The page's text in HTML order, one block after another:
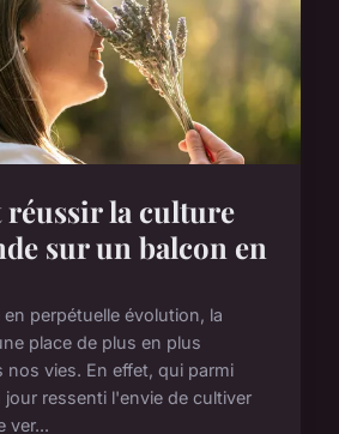
réussir la culture
sur un balcon en
perpétuelle évolution, la
place de plus en plus
nos vies. En effet, qui parmi
ressenti l'envie de cultiver
ver...